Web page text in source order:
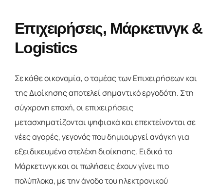
Επιχειρήσεις, Μάρκετινγκ &
Logistics
Σε κάθε οικονομία, ο τομέας των Επιχειρήσεων και
της Διοίκησης αποτελεί σημαντικό εργοδότη. Στη
σύγχρονη εποχή, οι επιχειρήσεις
μετασχηματίζονται ψηφιακά και επεκτείνονται σε
νέες αγορές, γεγονός που δημιουργεί ανάγκη για
εξειδικευμένα στελέχη διοίκησης. Ειδικά το
Μάρκετινγκ και οι πωλήσεις έχουν γίνει πιο
πολύπλοκα, με την άνοδο του ηλεκτρονικού